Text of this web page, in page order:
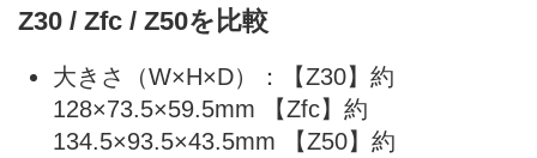
Z30 / Zfc / Z50を比較
大きさ（W×H×D）：【Z30】約
128×73.5×59.5mm 【Zfc】約
134.5×93.5×43.5mm 【Z50】約